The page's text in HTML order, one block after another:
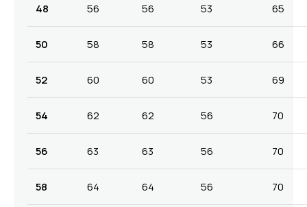
48 56 56 53 65
50 58 58 53 66
52 60 60 53 69
54 62 62 56 70
56 63 63 56 70
58 64 64 56 70